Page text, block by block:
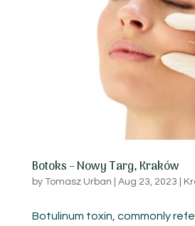
Botoks – Nowy Targ, Kraków
by Tomasz Urban Aug 23, 2023
Botulinum toxin, commonly